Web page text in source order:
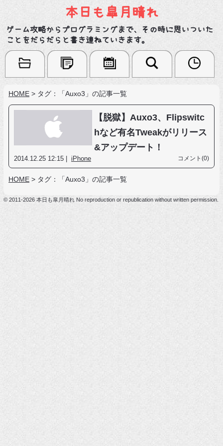
本日も皐月晴れ
ゲーム攻略からプログラミングまで、その時に思いついた
ことをだらだらと書き連ねていきます。
HOME > タグ：「Auxo3」の記事一覧
【脱獄】Auxo3、Flipswitc
hなど有名Tweakがリリース
&アップデート！
2014.12.25 12:15 | iPhone コメント(0)
HOME > タグ：「Auxo3」の記事一覧
© 2011-2026 本日も皐月晴れ No reproduction or republication without written permission.